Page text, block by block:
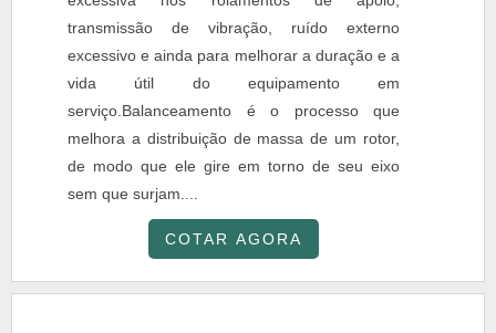
transmissão de vibração, ruído externo
excessivo e ainda para melhorar a duração e a
vida útil do equipamento em
serviço.Balanceamento é o processo que
melhora a distribuição de massa de um rotor,
de modo que ele gire em torno de seu eixo
sem que surjam....
COTAR AGORA